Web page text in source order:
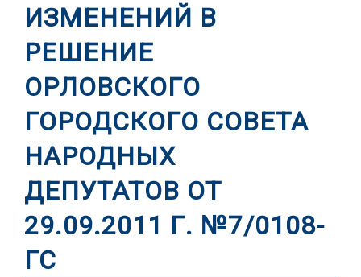
ИЗМЕНЕНИЙ В
РЕШЕНИЕ
ОРЛОВСКОГО
ГОРОДСКОГО СОВЕТА
НАРОДНЫХ
ДЕПУТАТОВ ОТ
29.09.2011 Г. №7/0108-
ГС